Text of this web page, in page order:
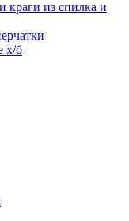
краги из спилка и
х/б